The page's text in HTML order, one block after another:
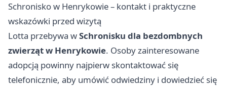
Schronisko w Henrykowie – kontakt i praktyczne
wskazówki przed wizytą
Lotta przebywa wSchronisku dla bezdombnych
zwierząt w Henrykowie. Osoby zainteresowane
adopcją powinny najpierw skontaktować się
telefonicznie, aby umówić odwiedziny i dowiedzieć się